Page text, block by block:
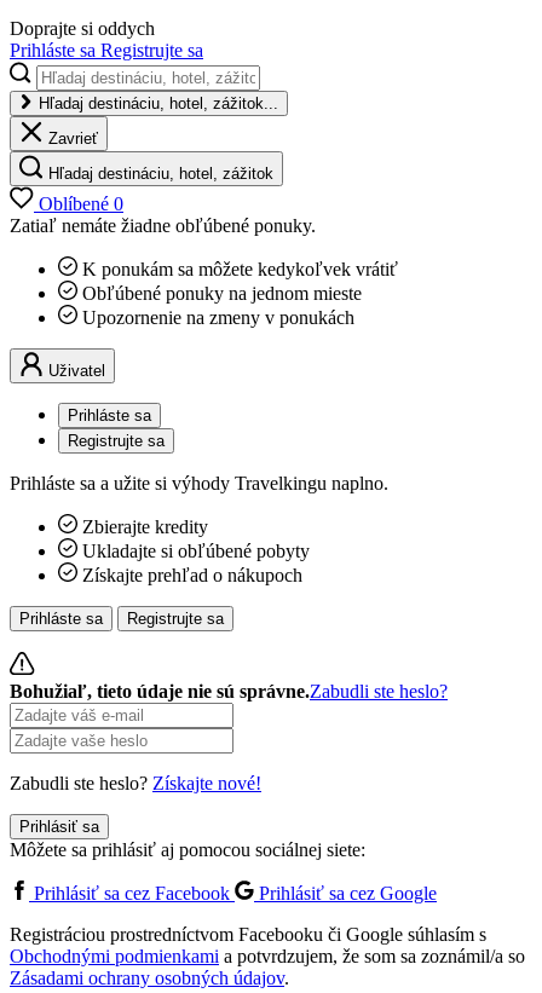
Doprajte si oddych
Prihláste sa Registrujte sa
Hľadaj destináciu, hotel, zážitok...
Zavrieť
Hľadaj destináciu, hotel, zážitok
Oblíbené 0
Zatiaľ nemáte žiadne obľúbené ponuky.
K ponukám sa môžete kedykoľvek vrátiť
Obľúbené ponuky na jednom mieste
Upozornenie na zmeny v ponukách
Uživatel
Prihláste sa
Registrujte sa
Prihláste sa a užite si výhody Travelkingu naplno.
Zbierajte kredity
Ukladajte si obľúbené pobyty
Získajte prehľad o nákupoch
Prihláste sa Registrujte sa
Bohužiaľ, tieto údaje nie sú správne.Zabudli ste heslo?
Zabudli ste heslo? Získajte nové!
Prihlásiť sa
Môžete sa prihlásiť aj pomocou sociálnej siete:
Prihlásiť sa cez Facebook
Prihlásiť sa cez Google
Registráciou prostredníctvom Facebooku či Google súhlasím s
Obchodnými podmienkami a potvrdzujem, že som sa zoznámil/a so
Zásadami ochrany osobných údajov.